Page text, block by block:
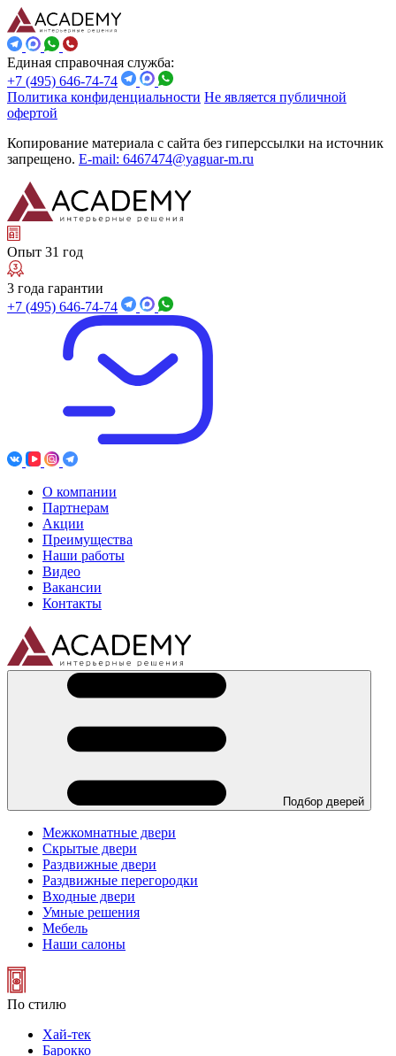
Единая справочная служба:
+7 (495) 646-74-74
Политика конфиденциальности Не является публичной
офертой
Копирование материала с сайта без гиперссылки на источник
запрещено. E-mail: 6467474@yaguar-m.ru
Опыт 31 год
3 года гарантии
+7 (495) 646-74-74
О компании
Партнерам
Акции
Преимущества
Наши работы
Видео
Вакансии
Контакты
Подбор дверей
Межкомнатные двери
Скрытые двери
Раздвижные двери
Раздвижные перегородки
Входные двери
Умные решения
Мебель
Наши салоны
По стилю
Хай-тек
Барокко